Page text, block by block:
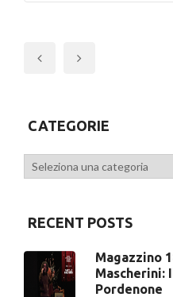
CATEGORIE
Categorie
RECENT POSTS
Magazzino
Mascherini:
Pordenone